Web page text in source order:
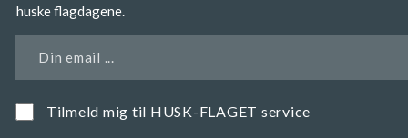
huske flagdagene.
Din email ...
Tilmeld mig til HUSK-FLAGET service